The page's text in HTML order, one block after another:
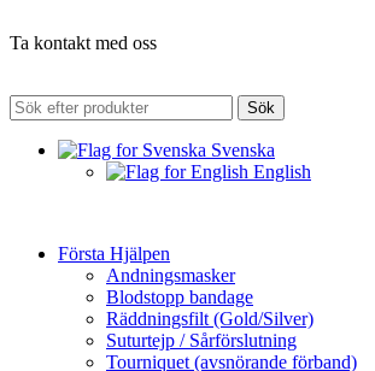
Ta kontakt med oss
Sök
Svenska
English
Första Hjälpen
Andningsmasker
Blodstopp bandage
Räddningsfilt (Gold/Silver)
Suturtejp / Sårförslutning
Tourniquet (avsnörande förband)